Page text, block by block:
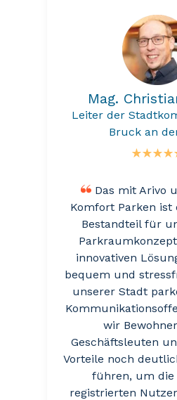
Mag.
Leiter der
Bruck an
Das mit Arivo
Komfort Parken ist
Bestandteil für
innovativen
bequem und
unserer Stadt
wir
Geschäftsleuten
Vorteile noch
führen, um die
registrierten